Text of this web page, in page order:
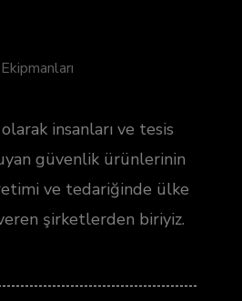
insanları ve tesis
güvenlik ürünlerinin
ve tedariğinde ülke
şirketlerden biriyiz.